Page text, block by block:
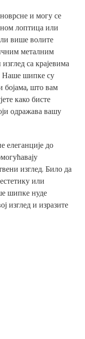
и могу се
лоптица или
више волите
металним
са крајевима
Наше шипке су
бојама, што вам
како бисте
одражава вашу
елеганције до
изглед. Било да
или
шипке нуде
изглед и изразите